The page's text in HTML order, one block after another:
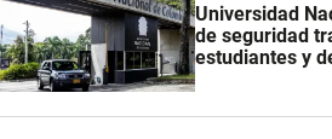
Universidad
de seguridad
estudiantes y